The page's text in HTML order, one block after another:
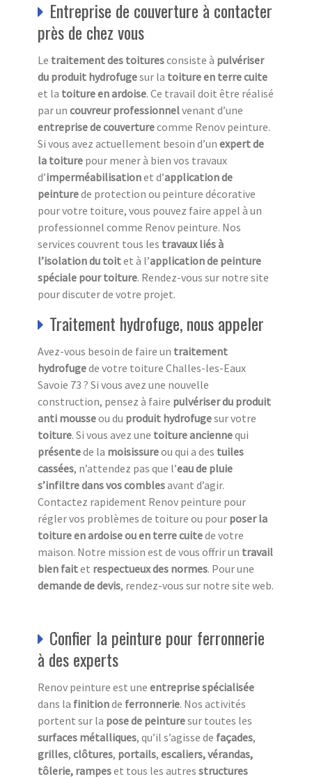
Entreprise de couverture à contacter
près de chez vous
Le traitement des toituresconsiste à pulvériser
du produit hydrofugesur la toiture en terre cuite
et la toiture en ardoise. Ce travail doit être réalisé
par un couvreur professionnelvenant d’une
entreprise de couverturecomme Renov peinture.
Si vous avez actuellement besoin d’un expert de
la toiture pour mener à bien vos travaux
d’imperméabilisationet d’application de
peinturede protection ou peinture décorative
pour votre toiture, vous pouvez faire appel à un
professionnel comme Renov peinture. Nos
services couvrent tous les travaux liés à
l’isolation du toitet à l’application de peinture
spéciale pour toiture. Rendez-vous sur notre site
pour discuter de votre projet.
Traitement hydrofuge, nous appeler
Avez-vous besoin de faire un traitement
hydrofugede votre toiture Challes-les-Eaux
Savoie 73 ? Si vous avez une nouvelle
construction, pensez à faire pulvériser du produit
anti mousseou du produit hydrofugesur votre
toiture. Si vous avez une toiture anciennequi
présentede la moisissureou qui a des tuiles
cassées, n’attendez pas que l’eau de pluie
s’infiltre dans vos comblesavant d’agir.
Contactez rapidement Renov peinture pour
régler vos problèmes de toiture ou pour poser la
toiture en ardoise ou en terre cuitede votre
maison. Notre mission est de vous offrir un travail
bien faitet respectueux des normes. Pour une
demande de devis, rendez-vous sur notre site web.
Confier la peinture pour ferronnerie
à des experts
Renov peinture est une entreprise spécialisée
dans la finitionde ferronnerie. Nos activités
portent sur la pose de peinturesur toutes les
surfaces métalliques, qu’il s’agisse de façades,
grilles, clôtures, portails, escaliers,vérandas,
tôlerie, rampeset tous les autres structures